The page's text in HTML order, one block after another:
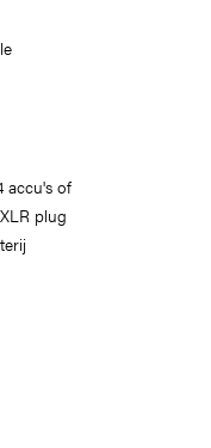
accu's of
plug